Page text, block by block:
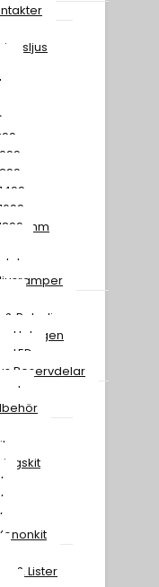
mm
mm
mm
mm
mm
mm
»
Rotorljus
Halogen
LED
Reservdelar
& Lister